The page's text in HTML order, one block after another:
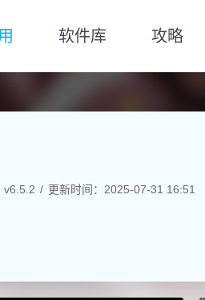
软件库 攻略
v6.5.2 更新时间：2025-07-31 16:51